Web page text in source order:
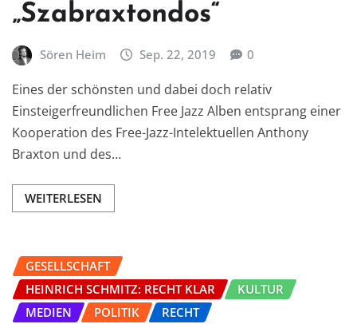
„Szabraxtondos“
Sören Heim Sep. 22, 2019 0
Eines der schönsten und dabei doch relativ
Einsteigerfreundlichen Free Jazz Alben entsprang einer
Kooperation des Free-Jazz-Intelektuellen Anthony
Braxton und des…
WEITERLESEN
GESELLSCHAFT
HEINRICH SCHMITZ: RECHT KLAR
KULTUR
MEDIEN
POLITIK RECHT